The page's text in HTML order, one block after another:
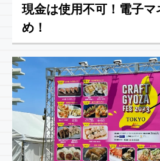
現金は使用不可！電子マ
め！